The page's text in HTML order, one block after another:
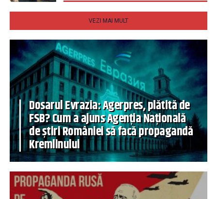
VEZI MAI MULT
Dosarul Evrazia: Agerpres, plătită de
FSB? Cum a ajuns Agenția Națională
de știri României să facă propagandă
Kremlinului